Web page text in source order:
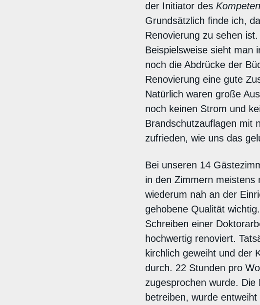
der Initiator des
Grundsätzlich finde ich,
Renovierung zu sehen
Beispielsweise sieht man
noch die Abdrücke der
Renovierung eine gute
Natürlich waren große
noch keinen Strom und
Brandschutzauflagen mit
zufrieden, wie uns das
Bei unseren 14
in den Zimmern meistens
wiederum nah an der
gehobene Qualität
Schreiben einer
hochwertig renoviert.
kirchlich geweiht und der
durch. 22 Stunden pro
zugesprochen wurde.
betreiben, wurde